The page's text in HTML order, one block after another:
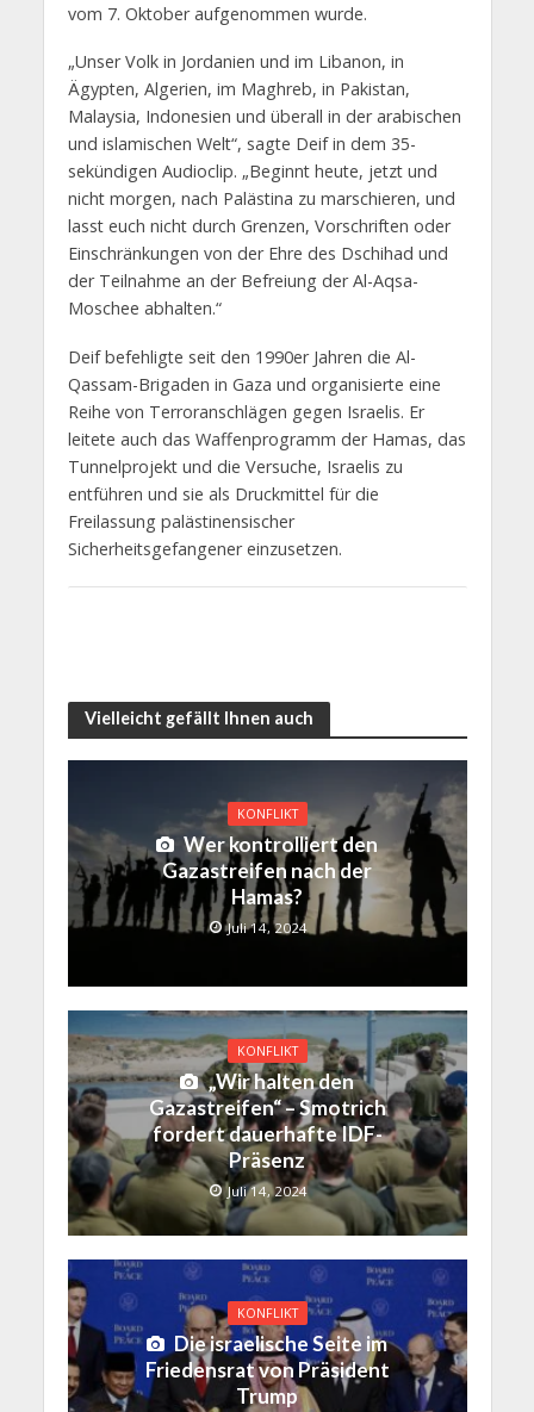
vom 7. Oktober aufgenommen wurde.
„Unser Volk in Jordanien und im Libanon, in
Ägypten, Algerien, im Maghreb, in Pakistan,
Malaysia, Indonesien und überall in der arabischen
und islamischen Welt“, sagte Deif in dem 35-
sekündigen Audioclip. „Beginnt heute, jetzt und
nicht morgen, nach Palästina zu marschieren, und
lasst euch nicht durch Grenzen, Vorschriften oder
Einschränkungen von der Ehre des Dschihad und
der Teilnahme an der Befreiung der Al-Aqsa-
Moschee abhalten.“
Deif befehligte seit den 1990er Jahren die Al-
Qassam-Brigaden in Gaza und organisierte eine
Reihe von Terroranschlägen gegen Israelis. Er
leitete auch das Waffenprogramm der Hamas, das
Tunnelprojekt und die Versuche, Israelis zu
entführen und sie als Druckmittel für die
Freilassung palästinensischer
Sicherheitsgefangener einzusetzen.
Vielleicht gefällt Ihnen auch
KONFLIKT
Wer kontrolliert den
Gazastreifen nach der
Hamas?
Juli 14, 2024
KONFLIKT
„Wir halten den
Gazastreifen“ – Smotrich
fordert dauerhafte IDF-
Präsenz
Juli 14, 2024
KONFLIKT
Die israelische Seite im
Friedensrat von Präsident
Trump